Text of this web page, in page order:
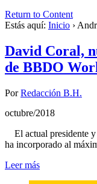
Return to Content
Estás aquí: Inicio ›
David Coral,
de BBDO
PorRedacción B.H.
octubre/2018
El actual presidente
ha incorporado al
Leer más